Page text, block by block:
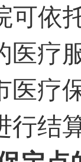
可依
医疗
医疗
行结